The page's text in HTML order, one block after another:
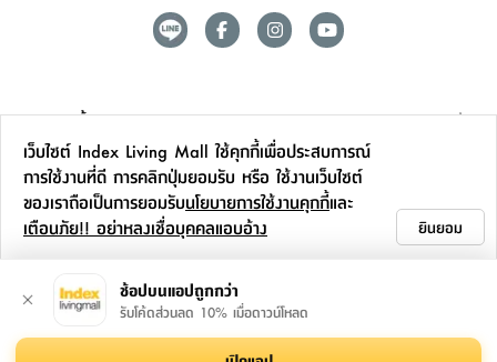
ดูแลลูกค้า
สาขาและการบริการ
ข้อมูลเพิ่มเติม
เว็บไซต์ Index Living Mall ใช้คุกกี้เพื่อประสบการณ์
การใช้งานที่ดี การคลิกปุ่มยอมรับ หรือ ใช้งานเว็บไซต์
ของเราถือเป็นการยอมรับนโยบายการใช้งานคุกกี้และ
เตือนภัย!! อย่าหลงเชื่อบุคคลแอบอ้าง
ยินยอม
ช้อปบนแอปถูกกว่า
รับโค้ดส่วนลด 10% เมื่อดาวน์โหลด